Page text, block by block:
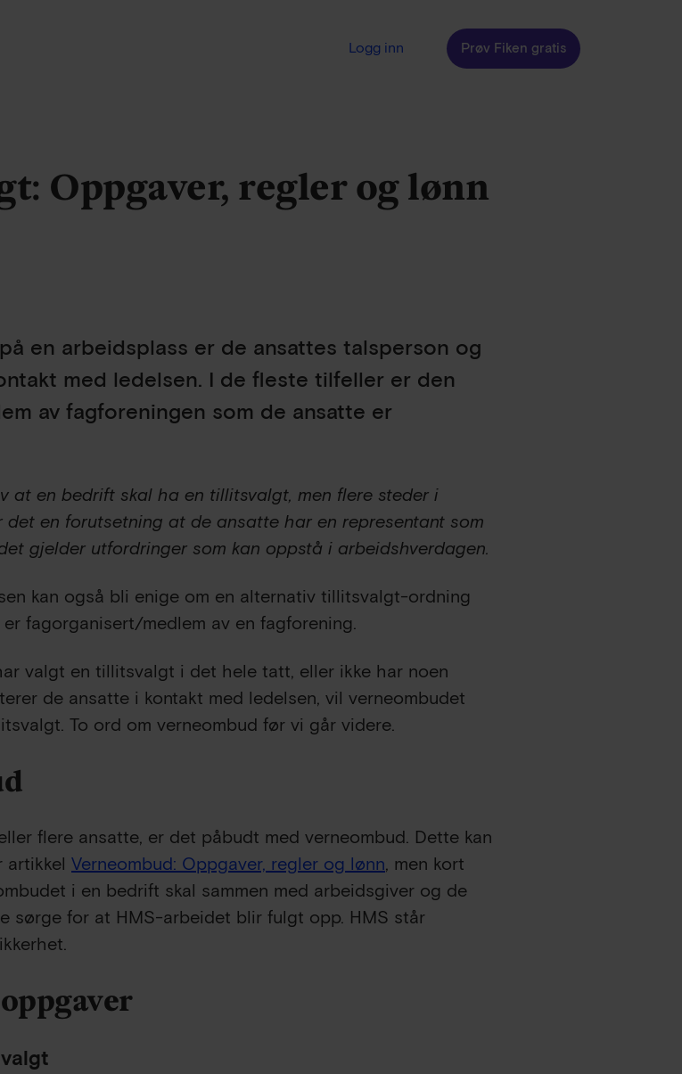
Logg inn Prøv Fiken gratis
Oppgaver, regler og lønn
en arbeidsplass er de ansattes talsperson og
med ledelsen. I de fleste tilfeller er den
av fagforeningen som de ansatte er
at en bedrift skal ha en tillitsvalgt, men flere steder i
det en forutsetning at de ansatte har en representant som
gjelder utfordringer som kan oppstå i arbeidshverdagen.
kan også bli enige om en alternativ tillitsvalgt-ordning
fagorganisert/medlem av en fagforening.
valgt en tillitsvalgt i det hele tatt, eller ikke har noen
de ansatte i kontakt med ledelsen, vil verneombudet
To ord om verneombud før vi går videre.
flere ansatte, er det påbudt med verneombud. Dette kan
artikkel Verneombud: Oppgaver, regler og lønn, men kort
i en bedrift skal sammen med arbeidsgiver og de
sørge for at HMS-arbeidet blir fulgt opp. HMS står